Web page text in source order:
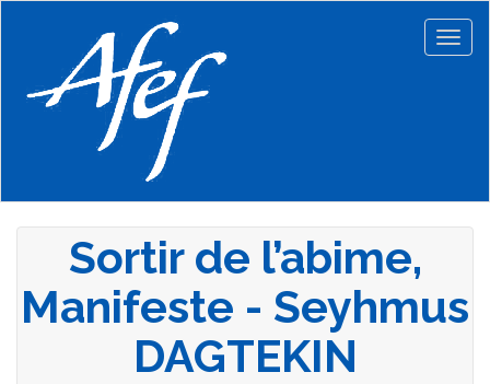
principal
Sortir de l’abime,
Manifeste - Seyhmus
DAGTEKIN